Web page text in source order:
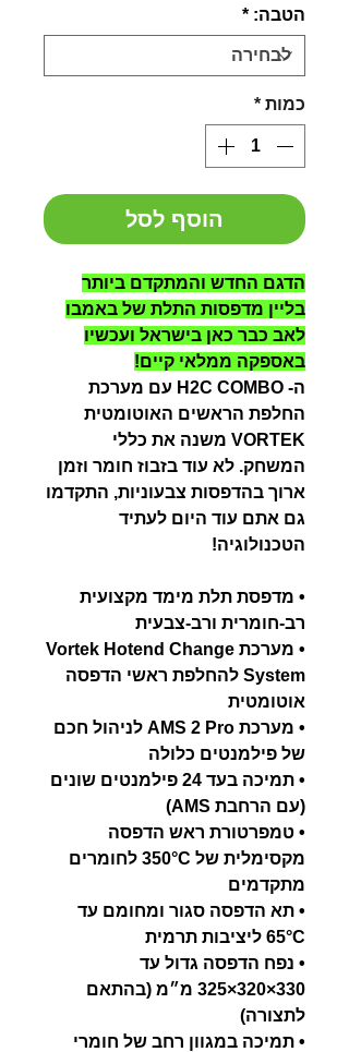
הטבה: *
כמות *
הוסף לסל
הדגם החדש והמתקדם ביותר
בליין מדפסות התלת של באמבו
לאב כבר כאן בישראל ועכשיו
באספקה ממלאי קיים!
ה- H2C COMBO עם מערכת
החלפת הראשים האוטומטית
VORTEK משנה את כללי
המשחק. לא עוד בזבוז חומר וזמן
ארוך בהדפסות צבעוניות, התקדמו
גם אתם עוד היום לעתיד
הטכנולוגיה!
• מדפסת תלת מימד מקצועית
רב-חומרית ורב-צבעית
• מערכת Vortek Hotend Change
System להחלפת ראשי הדפסה
אוטומטית
• מערכת AMS 2 Pro לניהול חכם
של פילמנטים כלולה
• תמיכה בעד 24 פילמנטים שונים
(עם הרחבת AMS)
• טמפרטורת ראש הדפסה
מקסימלית של 350°C לחומרים
מתקדמים
• תא הדפסה סגור ומחומם עד
65°C ליציבות תרמית
• נפח הדפסה גדול עד
330×320×325 מ״מ (בהתאם
לתצורה)
• תמיכה במגוון רחב של חומרי